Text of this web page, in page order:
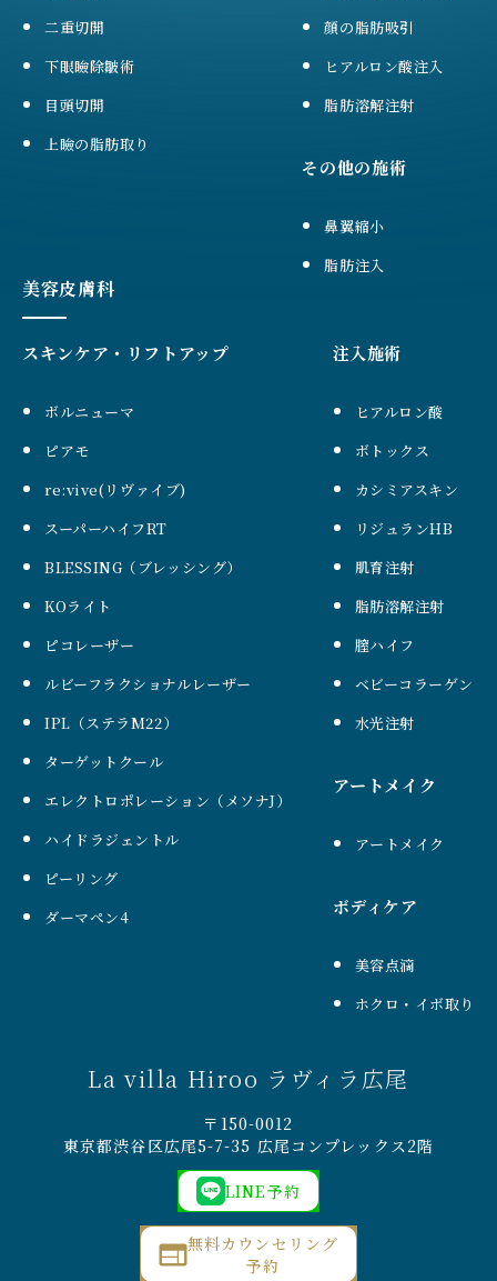
二重切開
下眼瞼除皺術
目頭切開
上瞼の脂肪取り
顔の脂肪吸引
ヒアルロン酸注入
脂肪溶解注射
その他の施術
鼻翼縮小
脂肪注入
美容皮膚科
スキンケア・リフトアップ
ボルニューマ
ピアモ
re:vive(リヴァイブ)
スーパーハイフRT
BLESSING（ブレッシング）
KOライト
ピコレーザー
ルビーフラクショナルレーザー
IPL（ステラM22）
ターゲットクール
エレクトロポレーション（メソナJ）
ハイドラジェントル
ピーリング
ダーマペン4
注入施術
ヒアルロン酸
ボトックス
カシミアスキン
リジュランHB
肌育注射
脂肪溶解注射
膣ハイフ
ベビーコラーゲン
水光注射
アートメイク
アートメイク
ボディケア
美容点滴
ホクロ・イボ取り
La villa Hiroo ラヴィラ広尾
〒150-0012
東京都渋谷区広尾5-7-35 広尾コンプレックス2階
LINE予約
無料カウンセリング
予約